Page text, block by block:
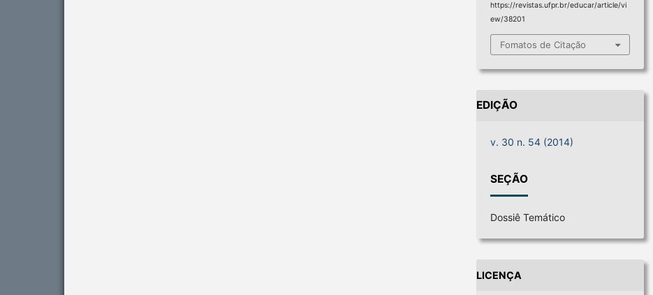
https://revistas.ufpr.br/educar/article/vi
ew/38201
Fomatos de Citação
EDIÇÃO
v. 30 n. 54 (2014)
SEÇÃO
Dossiê Temático
LICENÇA